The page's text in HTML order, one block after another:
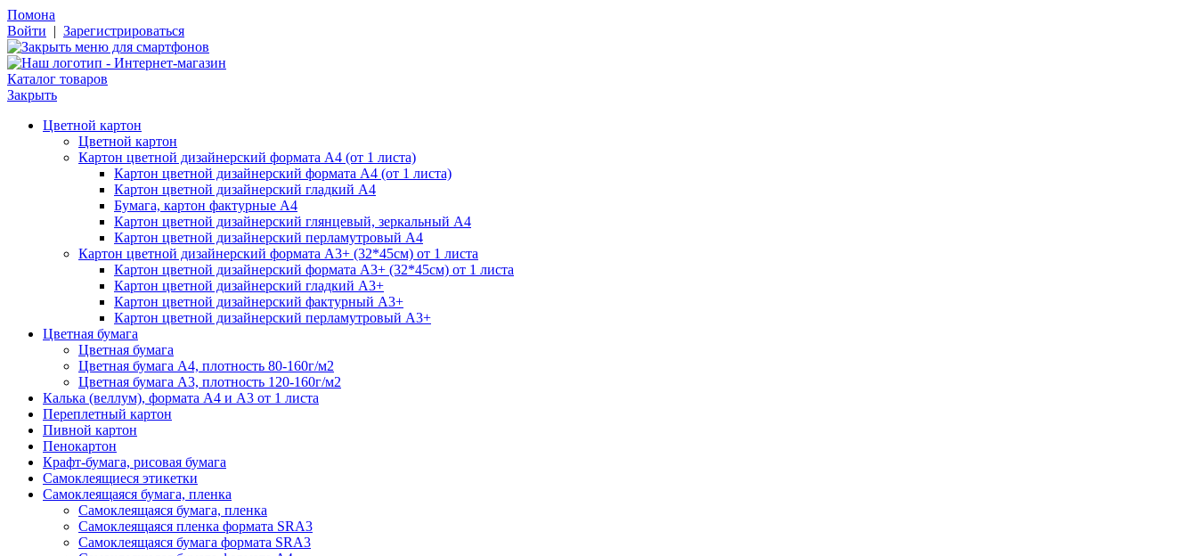
Помона
Войти | Зарегистрироваться
Каталог товаров
Закрыть
Цветной картон
Цветной картон
Картон цветной дизайнерский формата А4 (от 1 листа)
Картон цветной дизайнерский формата А4 (от 1 листа)
Картон цветной дизайнерский гладкий А4
Бумага, картон фактурные А4
Картон цветной дизайнерский глянцевый, зеркальный А4
Картон цветной дизайнерский перламутровый А4
Картон цветной дизайнерский формата А3+ (32*45см) от 1 листа
Картон цветной дизайнерский формата А3+ (32*45см) от 1 листа
Картон цветной дизайнерский гладкий А3+
Картон цветной дизайнерский фактурный А3+
Картон цветной дизайнерский перламутровый А3+
Цветная бумага
Цветная бумага
Цветная бумага А4, плотность 80-160г/м2
Цветная бумага А3, плотность 120-160г/м2
Калька (веллум), формата А4 и А3 от 1 листа
Переплетный картон
Пивной картон
Пенокартон
Крафт-бумага, рисовая бумага
Самоклеящиеся этикетки
Самоклеящаяся бумага, пленка
Самоклеящаяся бумага, пленка
Самоклеящаяся пленка формата SRА3
Самоклеящаяся бумага формата SRА3